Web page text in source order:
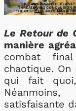
Le Retour de
manière
combat
chaotique.
qui fait
satisfaisante